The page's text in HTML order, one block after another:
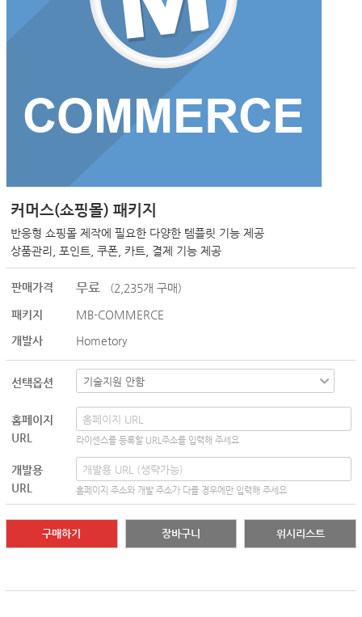
커머스(쇼핑몰) 패키지
반응형 쇼핑몰 제작에 필요한 다양한 템플릿 기능 제공
상품관리, 포인트, 쿠폰, 카트, 결제 기능 제공
판매가격 무료 (2,235개 구매)
패키지
MB-COMMERCE
개발사
Hometory
선택옵션
홈페이지
URL
라이센스를 등록할 URL주소를 입력해 주세요
개발용
URL
홈페이지 주소와 개발 주소가 다를 경우에만 입력해 주세요
구매하기 장바구니 위시리스트